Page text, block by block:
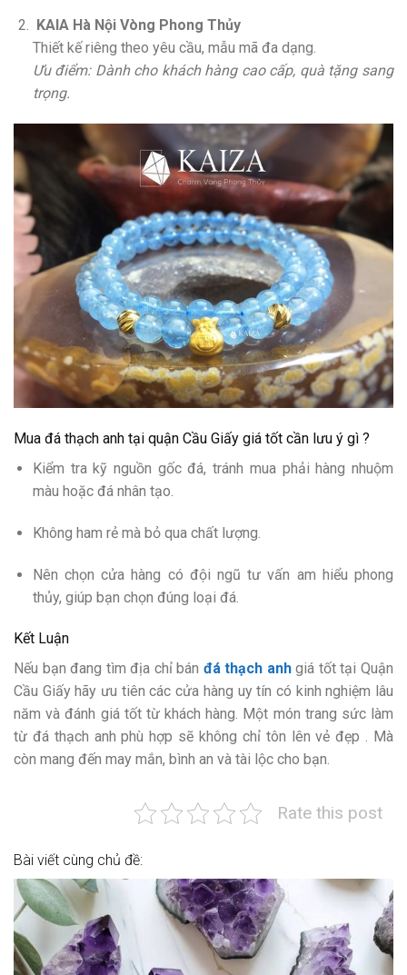
KAIA Hà Nội Vòng Phong Thủy
Thiết kế riêng theo yêu cầu, mẫu mã đa dạng.
Ưu điểm: Dành cho khách hàng cao cấp, quà tặng sang
trọng.
Mua đá thạch anh tại quận Cầu Giấy giá tốt cần lưu ý gì ?
Kiểm tra kỹ nguồn gốc đá, tránh mua phải hàng nhuộm
màu hoặc đá nhân tạo.
Không ham rẻ mà bỏ qua chất lượng.
Nên chọn cửa hàng có đội ngũ tư vấn am hiểu phong
thủy, giúp bạn chọn đúng loại đá.
Kết Luận
Nếu bạn đang tìm địa chỉ bán đá thạch anhgiá tốt tại Quận
Cầu Giấy hãy ưu tiên các cửa hàng uy tín có kinh nghiệm lâu
năm và đánh giá tốt từ khách hàng. Một món trang sức làm
từ đá thạch anh phù hợp sẽ không chỉ tôn lên vẻ đẹp . Mà
còn mang đến may mắn, bình an và tài lộc cho bạn.
Rate this post
Bài viết cùng chủ đề: